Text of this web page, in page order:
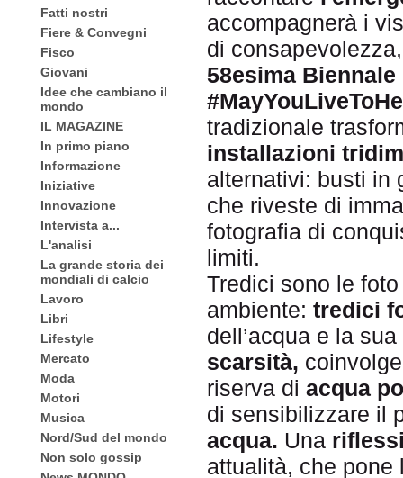
Fatti nostri
Fiere & Convegni
Fisco
Giovani
Idee che cambiano il
mondo
IL MAGAZINE
In primo piano
Informazione
Iniziative
Innovazione
Intervista a...
L'analisi
La grande storia dei
mondiali di calcio
Lavoro
Libri
Lifestyle
Mercato
Moda
Motori
Musica
Nord/Sud del mondo
Non solo gossip
accompagnerà i
di
58esima Biennale
tradizionale
installazioni
alternativi: busti in
che riveste di
fotografia di
limiti.
Tredici sono le
ambiente: tredici
dell’acqua e la
scarsità,
riserva di acqua
di sensibilizzare il
acqua. Una
attualità, che pone